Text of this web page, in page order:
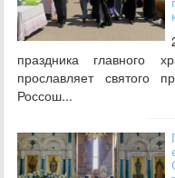
праздника главного
прославляет святого
Россош...